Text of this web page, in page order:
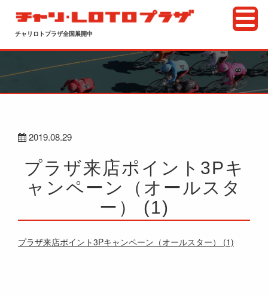
チャリロトプラザ全国展開中
2019.08.29
プラザ来店ポイント3Pキ
ャンペーン（オールスタ
ー） (1)
プラザ来店ポイント3Pキャンペーン（オールスター） (1)